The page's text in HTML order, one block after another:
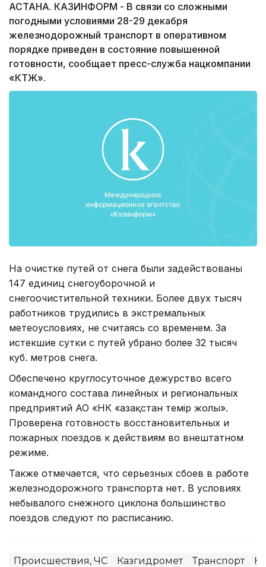
АСТАНА. КАЗИНФОРМ - В связи со сложными
погодными условиями 28-29 декабря
железнодорожный транспорт в оперативном
порядке приведен в состояние повышенной
готовности, сообщает пресс-служба нацкомпании
«КТЖ».
На очистке путей от снега были задействованы
147 единиц снегоуборочной и
снегоочистительной техники. Более двух тысяч
работников трудились в экстремальных
метеоусловиях, не считаясь со временем. За
истекшие сутки с путей убрано более 32 тысяч
куб. метров снега.
Обеспечено круглосуточное дежурство всего
командного состава линейных и региональных
предприятий АО «НК «Қазақстан темір жолы».
Проверена готовность восстановительных и
пожарных поездов к действиям во внештатном
режиме.
Также отмечается, что серьезных сбоев в работе
железнодорожного транспорта нет. В условиях
небывалого снежного циклона большинство
поездов следуют по расписанию.
Происшествия, ЧС Казгидромет Транспорт